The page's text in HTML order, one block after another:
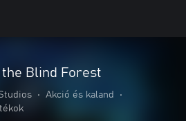
the Blind Forest
• Akció és kaland
•